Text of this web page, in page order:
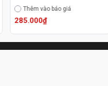
Thêm vào báo giá
285.000₫